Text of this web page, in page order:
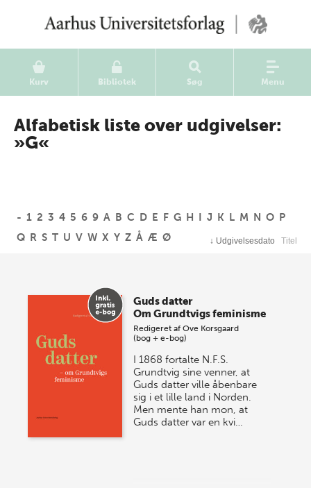
Kurv Bibliotek Søg Menu
Alfabetisk liste over udgivelser:
»G«
- 1 2 3 4 5 6 9 A B C D E F G H I J K L M N O P
Q R S T U V W X Y Z Å Æ Ø ↓ Udgivelsesdato Titel
Guds datter
Om Grundtvigs feminisme
Redigeret afOve Korsgaard
(bog + e-bog)
I 1868 fortalte N.F.S.
Grundtvig sine venner, at
Guds datter ville åbenbare
sig i et lille land i Norden.
Men mente han mon, at
Guds datter var en kvi…